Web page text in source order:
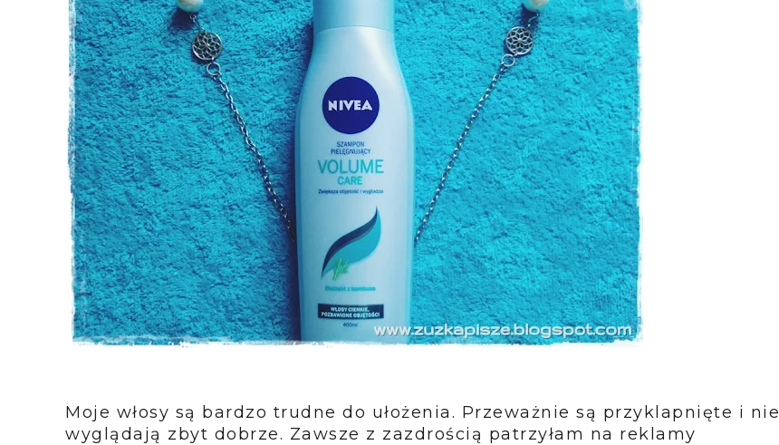
Moje włosy są bardzo trudne do ułożenia. Przeważnie są przyklapnięte i nie
wyglądają zbyt dobrze. Zawsze z zazdrością patrzyłam na reklamy